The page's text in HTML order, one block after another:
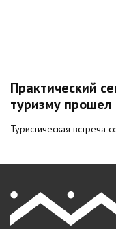
Практический
туризму прошел
Туристическая встреча